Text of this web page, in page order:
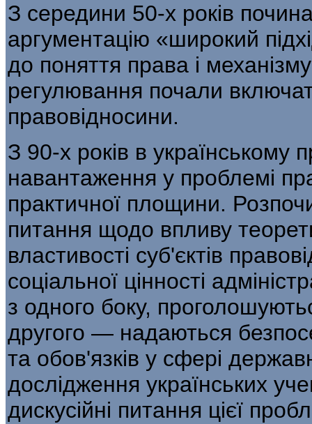
З середини 50-х років
аргу­ментацію «широкий
до поняття права і
регулювання почали
правовідносини.
З 90-х років в українському
навантаження у проблемі
практичної площини.
питання щодо впливу
властивості суб'єктів
со­ціальної цінності
з одного боку,
другого — надаються
та обов'язків у сфері
дослідження українських
дискусійні питання цієї